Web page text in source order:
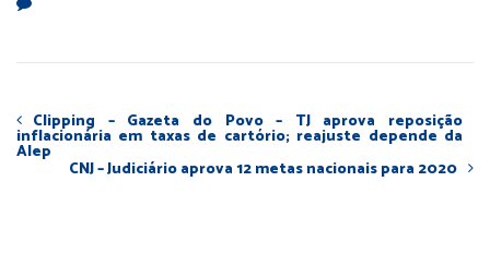
Clipping – Gazeta do Povo – TJ aprova reposição
inflacionária em taxas de cartório; reajuste depende da
Alep
CNJ – Judiciário aprova 12 metas nacionais para 2020